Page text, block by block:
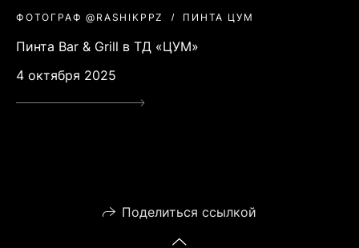
ФОТОГРАФ @RASHIKPPZ ПИНТА ЦУМ
Пинта Bar & Grill в ТД «ЦУМ»
4 октября 2025
Поделиться ссылкой